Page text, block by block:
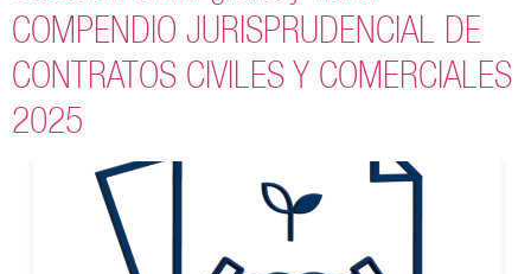
COMPENDIO JURISPRUDENCIAL DE
CONTRATOS CIVILES Y COMERCIALES
2025